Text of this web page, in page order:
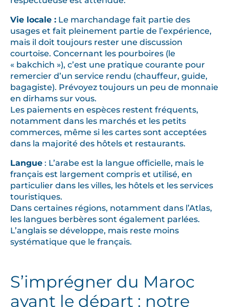
Vie locale : Le marchandage fait partie des
usages et fait pleinement partie de l’expérience,
mais il doit toujours rester une discussion
courtoise. Concernant les pourboires (le
« bakchich »), c’est une pratique courante pour
remercier d’un service rendu (chauffeur, guide,
bagagiste). Prévoyez toujours un peu de monnaie
en dirhams sur vous.
Les paiements en espèces restent fréquents,
notamment dans les marchés et les petits
commerces, même si les cartes sont acceptées
dans la majorité des hôtels et restaurants.
Langue : L’arabe est la langue officielle, mais le
français est largement compris et utilisé, en
particulier dans les villes, les hôtels et les services
touristiques.
Dans certaines régions, notamment dans l’Atlas,
les langues berbères sont également parlées.
L’anglais se développe, mais reste moins
systématique que le français.
S’imprégner du Maroc
avant le départ : notre